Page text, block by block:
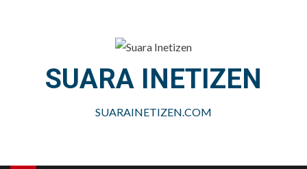
SUARA INETIZEN
SUARAINETIZEN.COM